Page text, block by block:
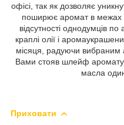
офісі, так як дозволяє
поширює аромат в межах
відсутності однодумців
краплі олії і
місяця, радуючи
Вами стояв шлейф
масла
Приховати